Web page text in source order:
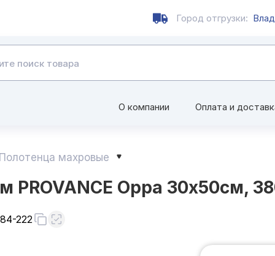
Город отгрузки:
О компании Оплата и
Полотенца махровые
PROVANCE Орра 30х50см,
222